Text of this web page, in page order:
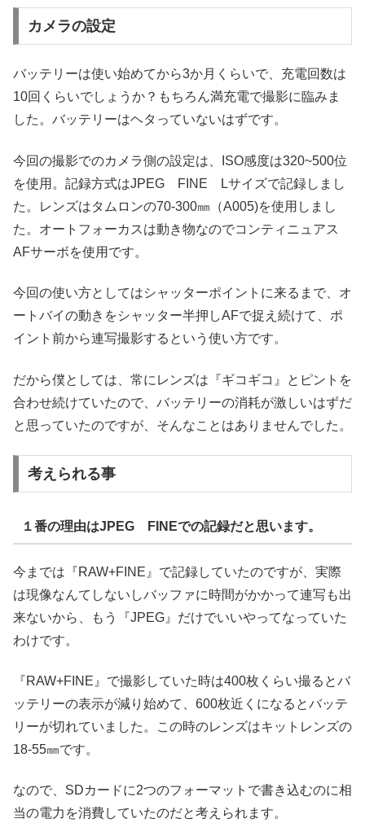
カメラの設定
バッテリーは使い始めてから3か月くらいで、充電回数は
10回くらいでしょうか？もちろん満充電で撮影に臨みま
した。バッテリーはヘタっていないはずです。
今回の撮影でのカメラ側の設定は、ISO感度は320~500位
を使用。記録方式はJPEG FINE Lサイズで記録しまし
た。レンズはタムロンの70-300㎜（A005)を使用しまし
た。オートフォーカスは動き物なのでコンティニュアス
AFサーボを使用です。
今回の使い方としてはシャッターポイントに来るまで、オ
ートバイの動きをシャッター半押しAFで捉え続けて、ポ
イント前から連写撮影するという使い方です。
だから僕としては、常にレンズは『ギコギコ』とピントを
合わせ続けていたので、バッテリーの消耗が激しいはずだ
と思っていたのですが、そんなことはありませんでした。
考えられる事
１番の理由はJPEG FINEでの記録だと思います。
今までは『RAW+FINE』で記録していたのですが、実際
は現像なんてしないしバッファに時間がかかって連写も出
来ないから、もう『JPEG』だけでいいやってなっていた
わけです。
『RAW+FINE』で撮影していた時は400枚くらい撮るとバ
ッテリーの表示が減り始めて、600枚近くになるとバッテ
リーが切れていました。この時のレンズはキットレンズの
18-55㎜です。
なので、SDカードに2つのフォーマットで書き込むのに相
当の電力を消費していたのだと考えられます。